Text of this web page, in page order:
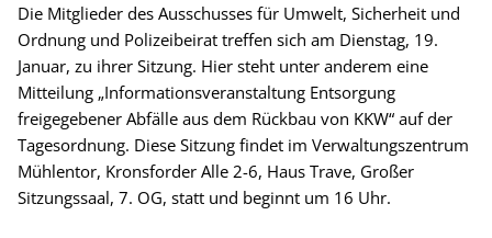
Die Mitglieder des Ausschusses für Umwelt, Sicherheit und
Ordnung und Polizeibeirat treffen sich am Dienstag, 19.
Januar, zu ihrer Sitzung. Hier steht unter anderem eine
Mitteilung „Informationsveranstaltung Entsorgung
freigegebener Abfälle aus dem Rückbau von KKW“ auf der
Tagesordnung. Diese Sitzung findet im Verwaltungszentrum
Mühlentor, Kronsforder Alle 2-6, Haus Trave, Großer
Sitzungssaal, 7. OG, statt und beginnt um 16 Uhr.